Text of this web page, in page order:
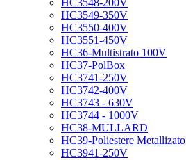
HC3548-200V
HC3549-350V
HC3550-400V
HC3551-450V
HC36-Multistrato 100V
HC37-PolBox
HC3741-250V
HC3742-400V
HC3743 - 630V
HC3744 - 1000V
HC38-MULLARD
HC39-Poliestere Metallizato
HC3941-250V